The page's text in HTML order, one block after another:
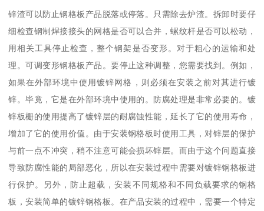
锌渣可以防止钢格板产品脱落或停落。只需除去炉渣。拆卸时要仔
细检查钢制焊接接头的网格是否可以合并，螺纹杆是否可以松动，
用相关工具停止检查，整个钢架是否变形。对于粗心的运输和处
理。可调变形钢格板产品。要停止这种调整，您需要找到。例如，
如果在外部环境中使用镀锌网格，则必须在安装之前对其进行镀
锌。毕竟，它是在外部环境中使用的。防腐处理是非常必要的。镀
锌板栅的使用提高了镀锌层的耐腐蚀性能，延长了它的使用寿命，
增加了它的使用价值。由于安装钢格板时使用工具，对锌层的保护
与前一点不冲突，稍不注意可能会损坏锌层。而由于这个问题直接
导致防腐性能的局部恶化，所以在安装过程中需要对镀锌钢格板进
行保护。另外，防止超载，安装不同规格和不同负载要求的钢格
板，安装简单的镀锌钢格板。在产品安装的过程中，需要一个特定